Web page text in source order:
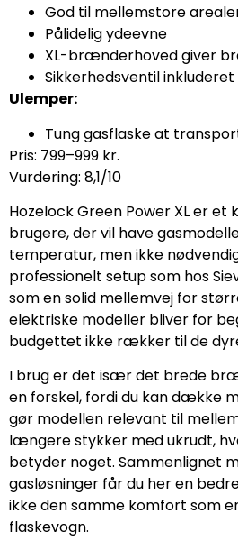
God til mellemstore
Pålidelig ydeevne
XL-brænderhoved giver
Sikkerhedsventil inkluderet
Ulemper:
Tung gasflaske at
Pris: 799–999 kr.
Vurdering: 8,1/10
Hozelock Green Power XL er et
brugere, der vil have
temperatur, men ikke
professionelt setup som hos
som en solid mellemvej for
elektriske modeller bliver for
budgettet ikke rækker til de
I brug er det især det brede
en forskel, fordi du kan dække
gør modellen relevant til
længere stykker med ukrudt,
betyder noget. Sammenlignet
gasløsninger får du her en
ikke den samme komfort som
flaskevogn.